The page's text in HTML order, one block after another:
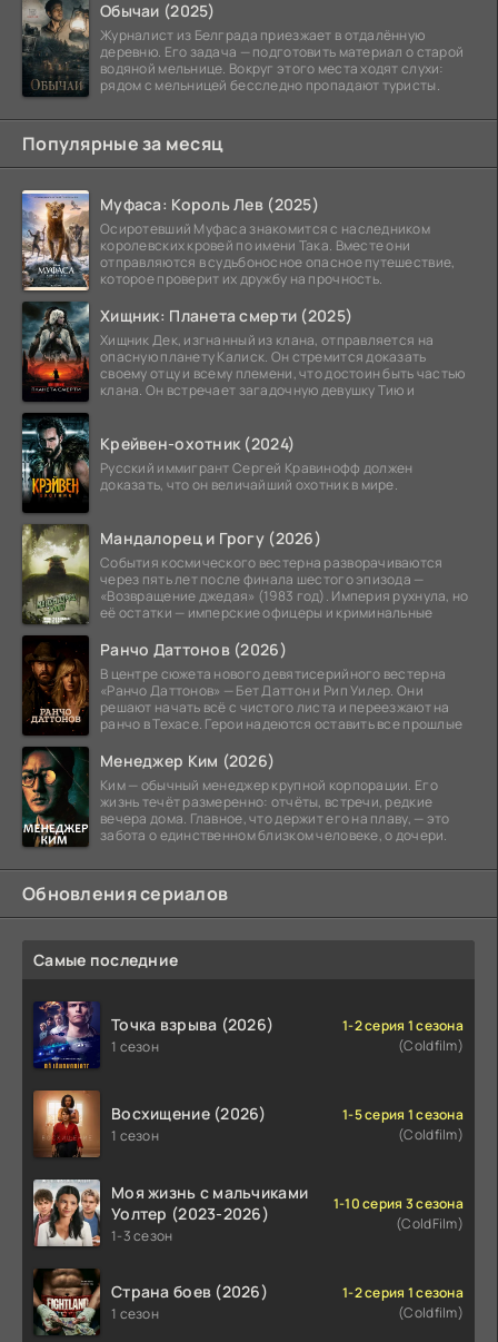
Обычаи (2025)
Журналист из Белграда приезжает в отдалённую
деревню. Его задача — подготовить материал о старой
водяной мельнице. Вокруг этого места ходят слухи:
рядом с мельницей бесследно пропадают туристы.
Популярные за месяц
Муфаса: Король Лев (2025)
Осиротевший Муфаса знакомится с наследником
королевских кровей по имени Така. Вместе они
отправляются в судьбоносное опасное путешествие,
которое проверит их дружбу на прочность.
Хищник: Планета смерти (2025)
Хищник Дек, изгнанный из клана, отправляется на
опасную планету Калиск. Он стремится доказать
своему отцу и всему племени, что достоин быть частью
клана. Он встречает загадочную девушку Тию и
Крейвен-охотник (2024)
Русский иммигрант Сергей Кравинофф должен
доказать, что он величайший охотник в мире.
Мандалорец и Грогу (2026)
События космического вестерна разворачиваются
через пять лет после финала шестого эпизода —
«Возвращение джедая» (1983 год). Империя рухнула, но
её остатки — имперские офицеры и криминальные
Ранчо Даттонов (2026)
В центре сюжета нового девятисерийного вестерна
«Ранчо Даттонов» — Бет Даттон и Рип Уилер. Они
решают начать всё с чистого листа и переезжают на
ранчо в Техасе. Герои надеются оставить все прошлые
Менеджер Ким (2026)
Ким — обычный менеджер крупной корпорации. Его
жизнь течёт размеренно: отчёты, встречи, редкие
вечера дома. Главное, что держит его на плаву, — это
забота о единственном близком человеке, о дочери.
Обновления сериалов
Самые последние
Точка взрыва (2026)
1 сезон
1-2 серия 1 сезона
(Coldfilm)
Восхищение (2026)
1 сезон
1-5 серия 1 сезона
(Coldfilm)
Моя жизнь с мальчиками
Уолтер (2023-2026)
1-3 сезон
1-10 серия 3 сезона
(ColdFilm)
Страна боев (2026)
1 сезон
1-2 серия 1 сезона
(Coldfilm)